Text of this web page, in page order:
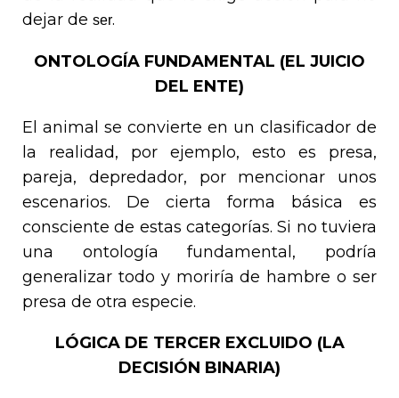
dejar de ser.
ONTOLOGÍA FUNDAMENTAL (EL JUICIO
DEL ENTE)
El animal se convierte en un clasificador de
la realidad, por ejemplo, esto es presa,
pareja, depredador, por mencionar unos
escenarios. De cierta forma básica es
consciente de estas categorías. Si no tuviera
una ontología fundamental, podría
generalizar todo y moriría de hambre o ser
presa de otra especie.
LÓGICA DE TERCER EXCLUIDO (LA
DECISIÓN BINARIA)